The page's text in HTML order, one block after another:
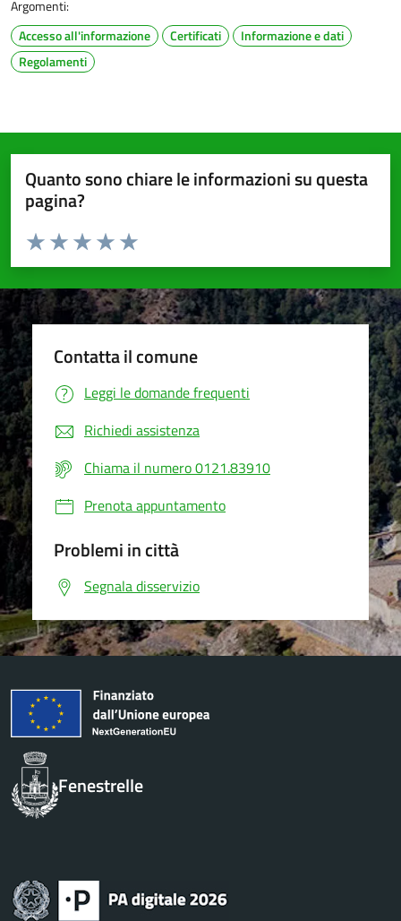
Argomenti:
Accesso all'informazione
Certificati
Informazione e dati
Regolamenti
Quanto sono chiare le informazioni su questa
pagina?
Valuta da 1 a 5 stelle la pagina
Valuta 5 stelle su 5
Valuta 4 stelle su 5
Valuta 3 stelle su 5
Valuta 2 stelle su 5
Valuta 1 stelle su 5
Contatta il comune
Leggi le domande frequenti
Richiedi assistenza
Chiama il numero 0121.83910
Prenota appuntamento
Problemi in città
Segnala disservizio
Fenestrelle